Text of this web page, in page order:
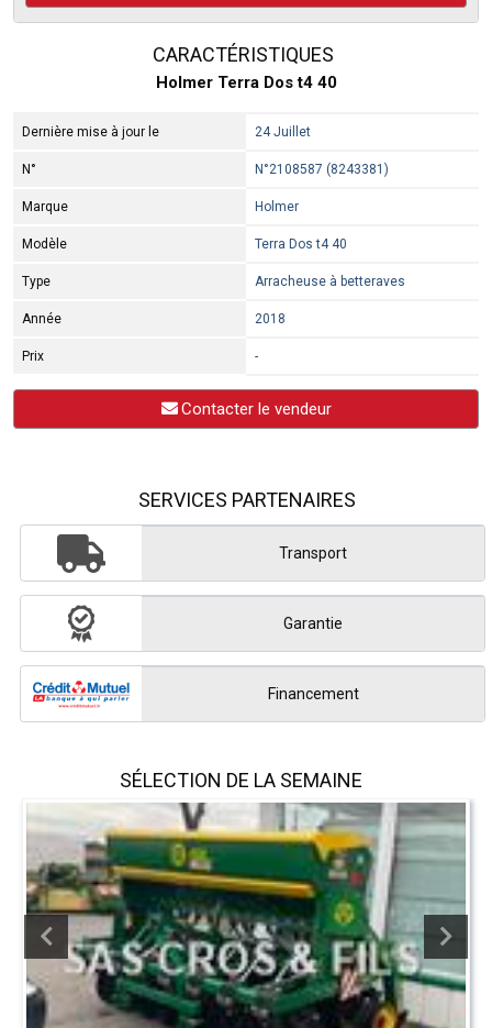
CARACTÉRISTIQUES
Holmer Terra Dos t4 40
Dernière mise à jour le 24 Juillet
N° N°2108587 (8243381)
Marque Holmer
Modèle Terra Dos t4 40
Type Arracheuse à betteraves
Année 2018
Prix -
Contacter le vendeur
SERVICES PARTENAIRES
Transport
Garantie
Financement
SÉLECTION DE LA SEMAINE